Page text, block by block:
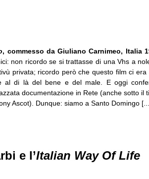
, commesso da Giuliano Carnimeo, Italia
non ricordo se si trattasse di una Vhs a
privata; ricordo però che questo film ci era
al di là del bene e del male. E oggi
documentazione in Rete (anche sotto il
Ascot). Dunque: siamo a Santo Domingo
e l’Italian Way Of Life